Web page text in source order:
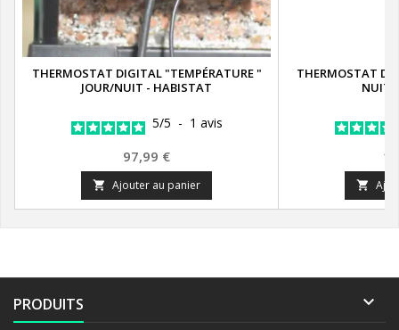
THERMOSTAT DIGITAL "TEMPÉRATURE "
JOUR/NUIT - HABISTAT
5/5 - 1 avis
Prix
97,99 €
 Ajouter au panier
THERMOSTAT
NUIT

PRODUITS 